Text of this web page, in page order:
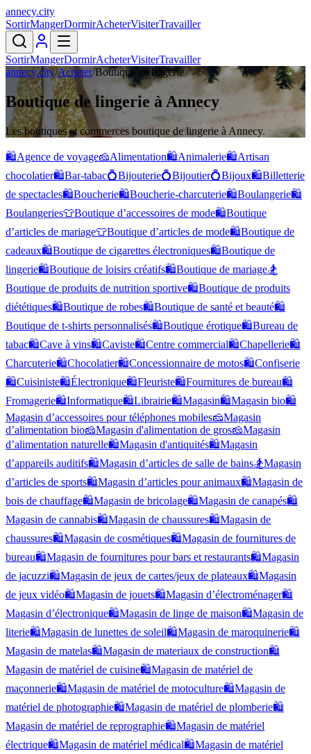
annecy.city
SortirMangerDormirAcheterVisiterTravailler
SortirMangerDormirAcheterVisiterTravailler
annecy.city/Acheter/Boutique de lingerie
Boutique de lingerie à Annecy
Les boutiques et commerces boutique de lingerie à Annecy.
🛍️Agence de voyage🧀Alimentation🛍️Animalerie🛍️Artisan
chocolatier🛍️Bar-tabac💍Bijouterie💍Bijoutier💍Bijoux🛍️Billetterie
de spectacles🛍️Boucherie🛍️Boucherie-charcuterie🛍️Boulangerie🛍️
Boulangeries👕Boutique d’accessoires de mode🛍️Boutique
d’articles de mariage👕Boutique d’articles de mode🛍️Boutique de
cadeaux🛍️Boutique de cigarettes électroniques🛍️Boutique de
lingerie🛍️Boutique de loisirs créatifs🛍️Boutique de mariage🏂
Boutique de produits de nutrition sportive🛍️Boutique de produits
diététiques🛍️Boutique de robes🛍️Boutique de santé et beauté🛍️
Boutique de t-shirts personnalisés🛍️Boutique érotique🛍️Bureau de
tabac🛍️Cave à vins🛍️Caviste🛍️Centre commercial🛍️Chapellerie🛍️
Charcuterie🛍️Chocolatier🛍️Concessionnaire de motos🛍️Confiserie
🛍️Cuisiniste🛍️Électronique🛍️Fleuriste🛍️Fournitures de bureau🛍️
Fromagerie🛍️Informatique🛍️Librairie🛍️Magasin🛍️Magasin bio🛍️
Magasin d’accessoires pour téléphones mobiles🧀Magasin
d’alimentation bio🧀Magasin d'alimentation de gros🧀Magasin
d’alimentation naturelle🛍️Magasin d'antiquités🛍️Magasin
d’appareils auditifs🛍️Magasin d’articles de salle de bains🏂Magasin
d’articles de sports🛍️Magasin d’articles pour animaux🛍️Magasin de
bois de chauffage🛍️Magasin de bricolage🛍️Magasin de canapés🛍️
Magasin de cannabis🛍️Magasin de chaussures🛍️Magasin de
chaussures🛍️Magasin de cosmétiques🛍️Magasin de fournitures de
bureau🛍️Magasin de fournitures pour bars et restaurants🛍️Magasin
de jacuzzi🛍️Magasin de jeux de cartes/jeux de plateaux🛍️Magasin
de jeux vidéo🛍️Magasin de jouets🛍️Magasin d’électroménager🛍️
Magasin d’électronique🛍️Magasin de linge de maison🛍️Magasin de
literie🛍️Magasin de lunettes de soleil🛍️Magasin de maroquinerie🛍️
Magasin de matelas🛍️Magasin de materiaux de construction🛍️
Magasin de matériel de cuisine🛍️Magasin de matériel de
maçonnerie🛍️Magasin de matériel de motoculture🛍️Magasin de
matériel de photographie🛍️Magasin de matériel de plomberie🛍️
Magasin de matériel de reprographie🛍️Magasin de matériel
électrique🛍️Magasin de matériel médical🛍️Magasin de matériel